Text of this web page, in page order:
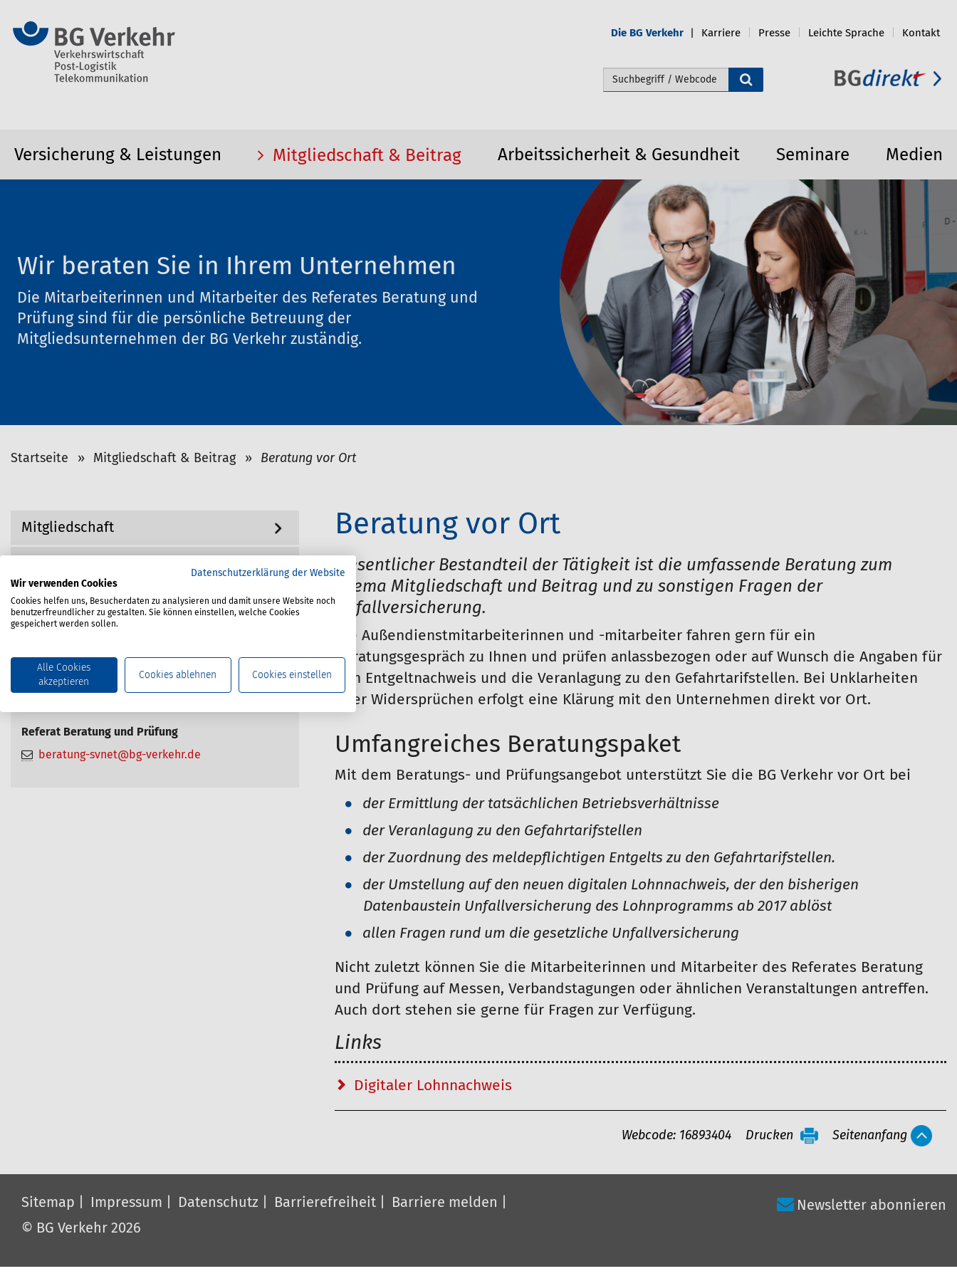
Die BG Verkehr Karriere Presse Leichte Sprache Kontakt
Webseite durchsuchen
Versicherung & Leistungen Mitgliedschaft & Beitrag Arbeitssicherheit & Gesundheit Seminare Medien
Wir beraten Sie in Ihrem Unternehmen
Die Mitarbeiterinnen und Mitarbeiter des Referates Beratung und
Prüfung sind für die persönliche Betreuung der
Mitgliedsunternehmen der BG Verkehr zuständig.
S
h
i
e
Startseite Mitgliedschaft & Beitrag Beratung vor Ort
Beratung vor Ort
Wesentlicher Bestandteil der Tätigkeit ist die umfassende Beratung zum
Thema Mitgliedschaft und Beitrag und zu sonstigen Fragen der
Unfallversicherung.
Die Außendienstmitarbeiterinnen und -mitarbeiter fahren gern für ein
Beratungsgespräch zu Ihnen und prüfen anlassbezogen oder auf Wunsch die Angaben für
den Entgeltnachweis und die Veranlagung zu den Gefahrtarifstellen. Bei Unklarheiten
oder Widersprüchen erfolgt eine Klärung mit den Unternehmen direkt vor Ort.
Umfangreiches Beratungspaket
Mit dem Beratungs- und Prüfungsangebot unterstützt Sie die BG Verkehr vor Ort bei
der Ermittlung der tatsächlichen Betriebsverhältnisse
der Veranlagung zu den Gefahrtarifstellen
der Zuordnung des meldepflichtigen Entgelts zu den Gefahrtarifstellen.
der Umstellung auf den neuen digitalen Lohnnachweis, der den bisherigen
Datenbaustein Unfallversicherung des Lohnprogramms ab 2017 ablöst
allen Fragen rund um die gesetzliche Unfallversicherung
Nicht zuletzt können Sie die Mitarbeiterinnen und Mitarbeiter des Referates Beratung
und Prüfung auf Messen, Verbandstagungen oder ähnlichen Veranstaltungen antreffen.
Auch dort stehen sie gerne für Fragen zur Verfügung.
Links
Digitaler Lohnnachweis
t
i
Webcode: 16893404 Drucken Seitenanfang
i
a
t
i
o
Mitgliedschaft
Online-Service BGdirekt
Referat Beratung und Prüfung
beratung-svnet@bg-verkehr.de
Sitemap Impressum Datenschutz Barrierefreiheit
Barriere melden
© BG Verkehr 2026
Newsletter abonnieren
Datenschutzerklärung der Website
Wir verwenden Cookies
Cookies helfen uns, Besucherdaten zu analysieren und damit unsere Website noch
benutzerfreundlicher zu gestalten. Sie können einstellen, welche Cookies
gespeichert werden sollen.
Alle Cookies
akzeptieren
Cookies ablehnen Cookies einstellen